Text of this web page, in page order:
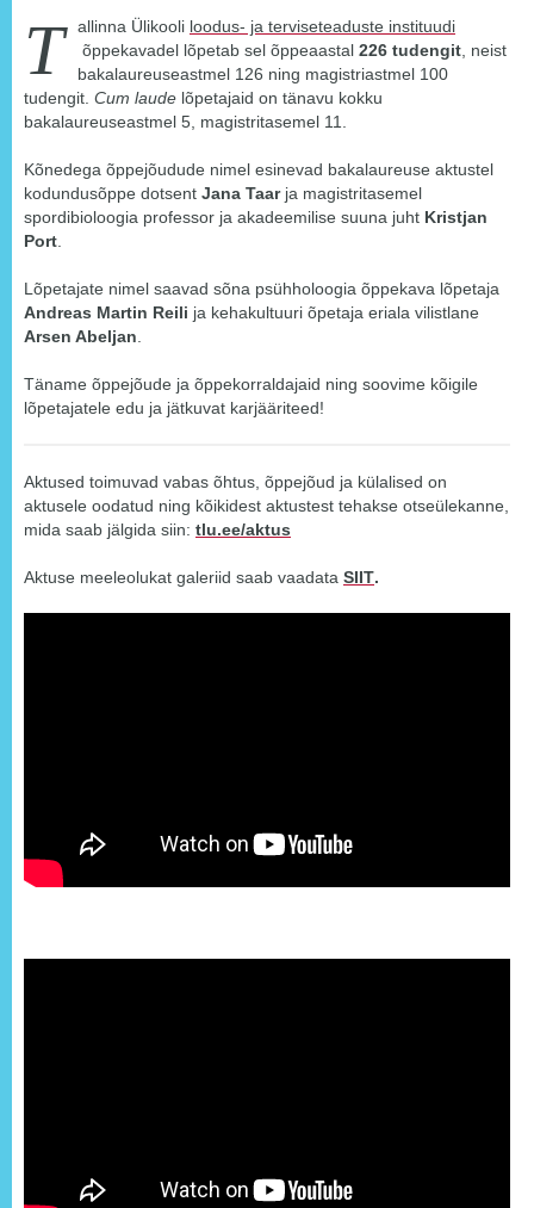
T allinna Ülikooli loodus- ja terviseteaduste instituudi
õppekavadel lõpetab sel õppeaastal 226 tudengit, neist
bakalaureuseastmel 126 ning magistriastmel 100
tudengit. Cum laude lõpetajaid on tänavu kokku
bakalaureuseastmel 5, magistritasemel 11.
Kõnedega õppejõudude nimel esinevad bakalaureuse aktustel
kodundusõppe dotsent Jana Taarja magistritasemel
spordibioloogia professor ja akadeemilise suuna juht Kristjan
Port.
Lõpetajate nimel saavad sõna psühholoogia õppekava lõpetaja
Andreas Martin Reili ja kehakultuuri õpetaja eriala vilistlane
Arsen Abeljan.
Täname õppejõude ja õppekorraldajaid ning soovime kõigile
lõpetajatele edu ja jätkuvat karjääriteed!
Aktused toimuvad vabas õhtus, õppejõud ja külalised on
aktusele oodatud ning kõikidest aktustest tehakse otseülekanne,
mida saab jälgida siin: tlu.ee/aktus
Aktuse meeleolukat galeriid saab vaadata SIIT.